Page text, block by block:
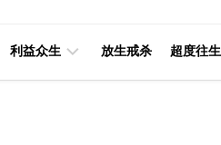
利益众生 放生戒杀 超度往生